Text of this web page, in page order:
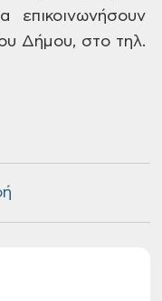
επικοινωνήσουν
Δήμου, στοτηλ.